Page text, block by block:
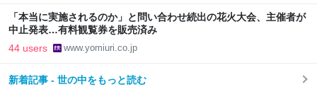
「本当に実施されるのか」と問い合わせ続出の花火大会、主催者が
中止発表…有料観覧券を販売済み
44 users www.yomiuri.co.jp
新着記事 - 世の中をもっと読む